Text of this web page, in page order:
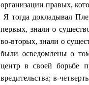
организации правых,
Я тогда докладывал
первых, зна­ли о
во-вторых, знали о
были осведомлены о
центр в своей борьбе
вредитель­ства; в-